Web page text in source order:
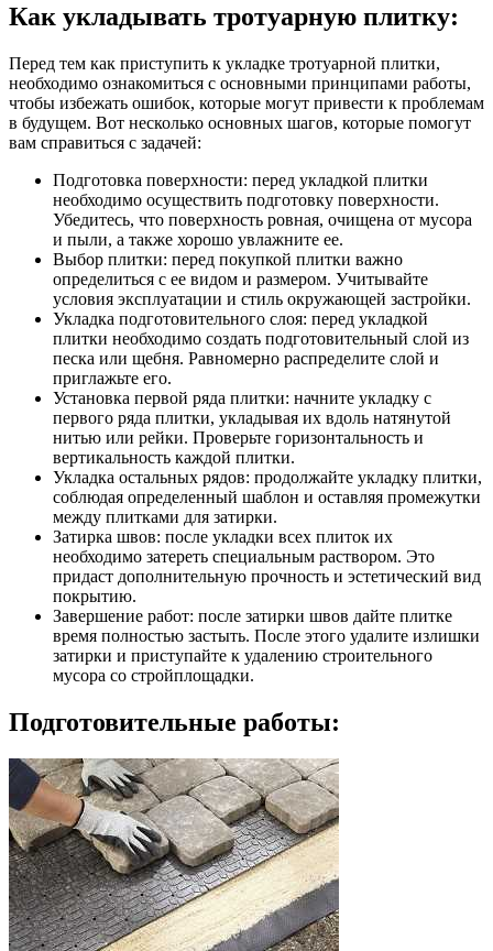
Как укладывать тротуарную плитку:
Перед тем как приступить к укладке тротуарной плитки,
необходимо ознакомиться с основными принципами работы,
чтобы избежать ошибок, которые могут привести к проблемам
в будущем. Вот несколько основных шагов, которые помогут
вам справиться с задачей:
Подготовка поверхности: перед укладкой плитки
необходимо осуществить подготовку поверхности.
Убедитесь, что поверхность ровная, очищена от мусора
и пыли, а также хорошо увлажните ее.
Выбор плитки: перед покупкой плитки важно
определиться с ее видом и размером. Учитывайте
условия эксплуатации и стиль окружающей застройки.
Укладка подготовительного слоя: перед укладкой
плитки необходимо создать подготовительный слой из
песка или щебня. Равномерно распределите слой и
приглажьте его.
Установка первой ряда плитки: начните укладку с
первого ряда плитки, укладывая их вдоль натянутой
нитью или рейки. Проверьте горизонтальность и
вертикальность каждой плитки.
Укладка остальных рядов: продолжайте укладку плитки,
соблюдая определенный шаблон и оставляя промежутки
между плитками для затирки.
Затирка швов: после укладки всех плиток их
необходимо затереть специальным раствором. Это
придаст дополнительную прочность и эстетический вид
покрытию.
Завершение работ: после затирки швов дайте плитке
время полностью застыть. После этого удалите излишки
затирки и приступайте к удалению строительного
мусора со стройплощадки.
Подготовительные работы: